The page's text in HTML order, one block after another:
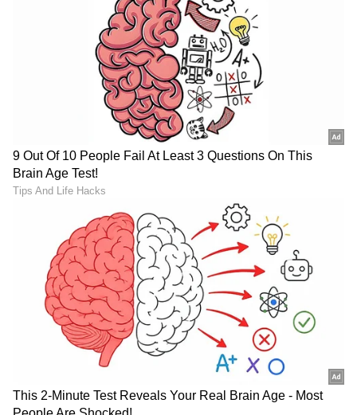
ಆರುತ್ತಿದೆಯಾ? ಇದು ಯಾವುದರ
ಮುನ್ಸೂಚನೆ ಗೊತ್ತಾ?
ಮುಟ್ಟಿದ್ದೆಲ್ಲಾ ಚಿನ್ನ
LATEST VIDEOS
"ರಾಜಕೀಯ ಬೇಡ, ಸಿನಿಮಾನೇ ಪ್ರಾಣ":
ಕನಕೋತ್ಸವದಲ್ಲಿ ರಿಷಬ್ ಶೆಟ್ಟಿ | Rishab
Shetty speech | Suvarna News
ಶೇ.50 ರಿಂದ ಶೇ.18 ಕ್ಕೆ TAX ಇಳಿಕೆ: ಮೋದಿ-
ಟ್ರಂಪ್ ಐತಿಹಾಸಿಕ ಒಪ್ಪಂದ | India US
Trade Deal | Party Rounds